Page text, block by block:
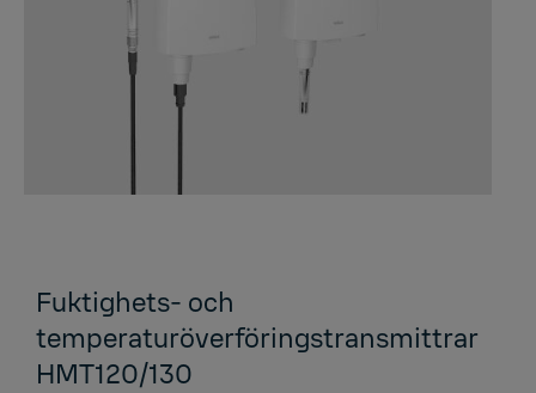
Fuktighets- och
temperaturöverföringstransmittrar
HMT120/130